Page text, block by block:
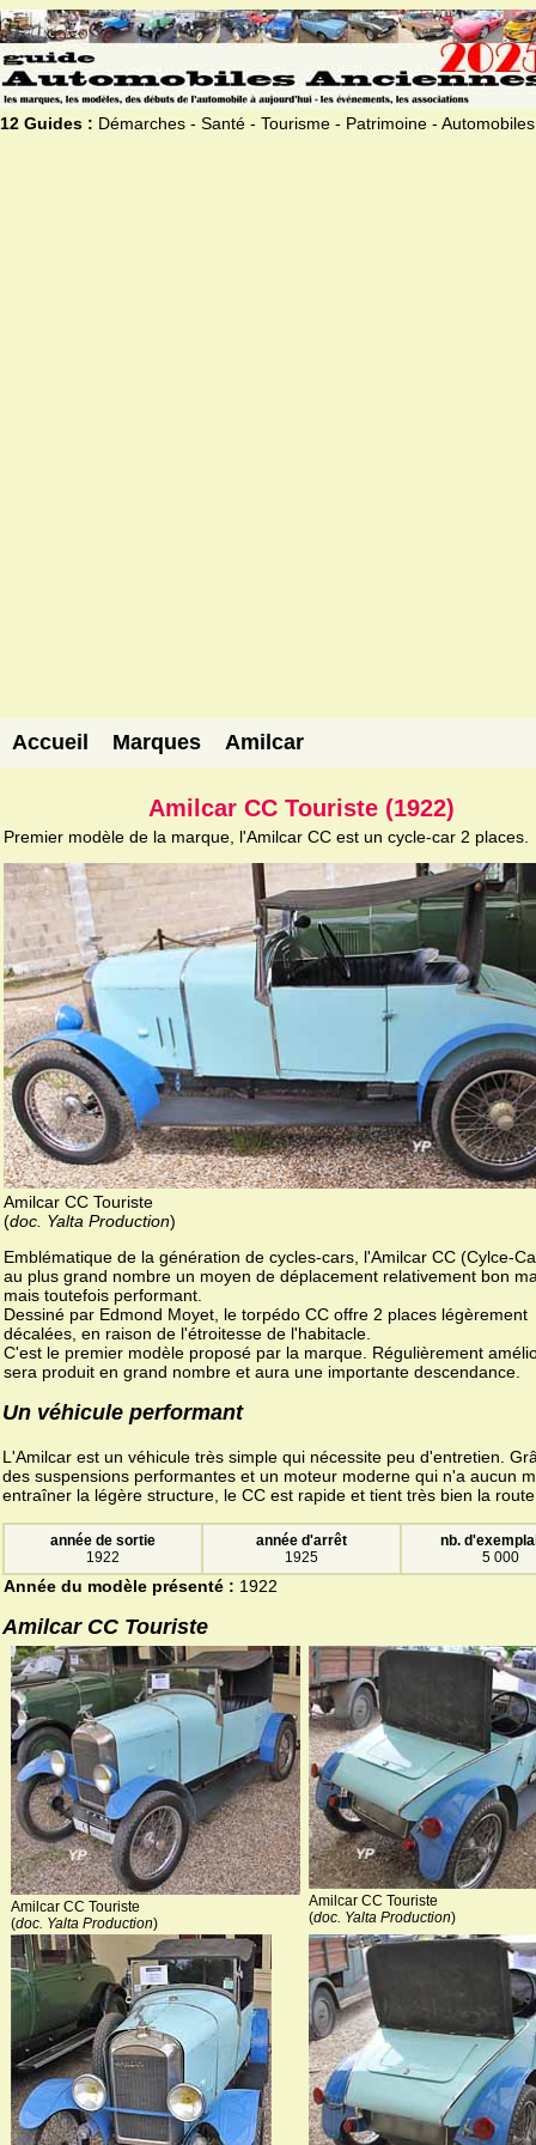
12 Guides : Démarches - Santé - Tourisme - Patrimoine - Automobiles
Accueil Marques Amilcar
Amilcar CC Touriste (1922)
Premier modèle de la marque, l'Amilcar CC est un cycle-car 2 places.
Amilcar CC Touriste
(doc. Yalta Production)
Emblématique de la génération de cycles-cars, l'Amilcar CC (Cylce-
au plus grand nombre un moyen de déplacement relativement bon
mais toutefois performant.
Dessiné par Edmond Moyet, le torpédo CC offre 2 places légèrement
décalées, en raison de l'étroitesse de l'habitacle.
C'est le premier modèle proposé par la marque. Régulièrement
sera produit en grand nombre et aura une importante descendance.
Un véhicule performant
L'Amilcar est un véhicule très simple qui nécessite peu d'entretien.
des suspensions performantes et un moteur moderne qui n'a aucun
entraîner la légère structure, le CC est rapide et tient très bien la
année de sortie
1922
année d'arrêt
1925
nb.
5 000
Année du modèle présenté : 1922
Amilcar CC Touriste
Amilcar CC Touriste
(doc. Yalta Production)
Amilcar CC Touriste
(doc. Yalta Production)